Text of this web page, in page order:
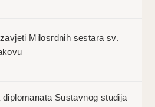
Milosrdnih sestara sv.
diplomanata Sustavnog studija